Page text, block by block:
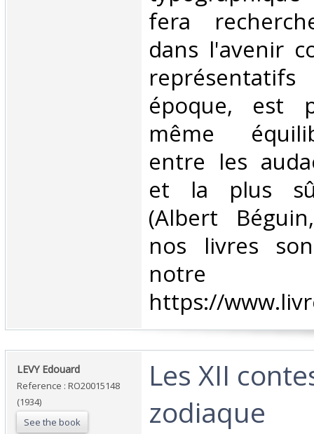
fera
dans l'avenir
époque, est
même
entre les
et la plus
(Albert
nos livres
notre
https://
‎LEVY Edouard‎
Reference : RO20015148
(1934)
See the book
‎Les XII
zodiaque‎